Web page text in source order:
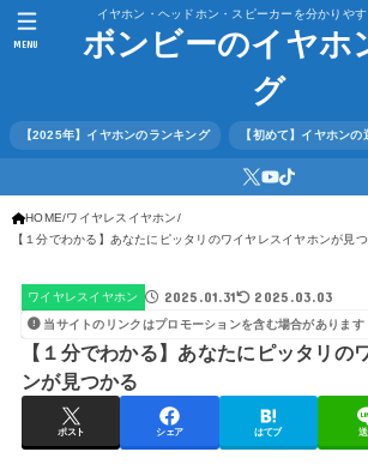
イヤホン・ヘッドホン・スピーカーを分かりやす
ボンビーのイヤホ
グ
【2025年】イヤホンのランキング 【初めて】イヤホンの
MENU
HOME ワイヤレスイヤホン
【１分でわかる】あなたにピッタリのワイヤレスイヤホンが見
ワイヤレスイヤホン 2025.01.31 2025.03.03
当サイトのリンクはプロモーションを含む場合があります
【１分でわかる】あなたにピッタリの
ンが見つかる
ポスト シェア はてブ